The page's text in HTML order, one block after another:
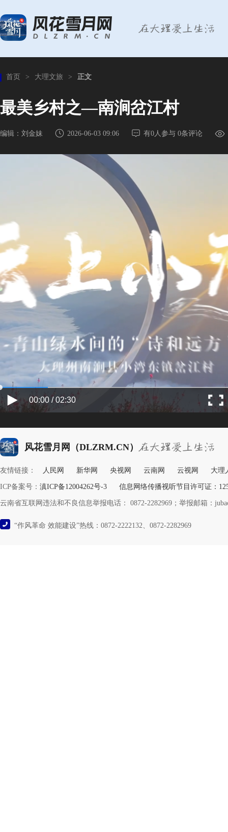
首页 > 大理文旅 > 正文
最美乡村之—南涧岔江村
编辑：刘金妹 2026-06-03 09:06 有0人参与 0条评论
00:00 / 02:30
风花雪月网（DLZRM.CN）
友情链接： 人民网 新华网 央视网 云南网 云视网 大理
ICP备案号： 滇ICP备12004262号-3 信息网络传播视听节目许可证：
云南省互联网违法和不良信息举报电话： 0872-2282969；举报邮箱：
“作风革命 效能建设”热线：0872-2222132、0872-2282969